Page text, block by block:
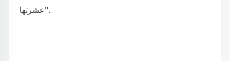
عشرتها".